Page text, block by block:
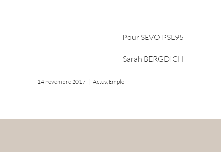
Pour SEVO PSL95
Sarah BERGDICH
14 novembre 2017 | Actus, Emploi